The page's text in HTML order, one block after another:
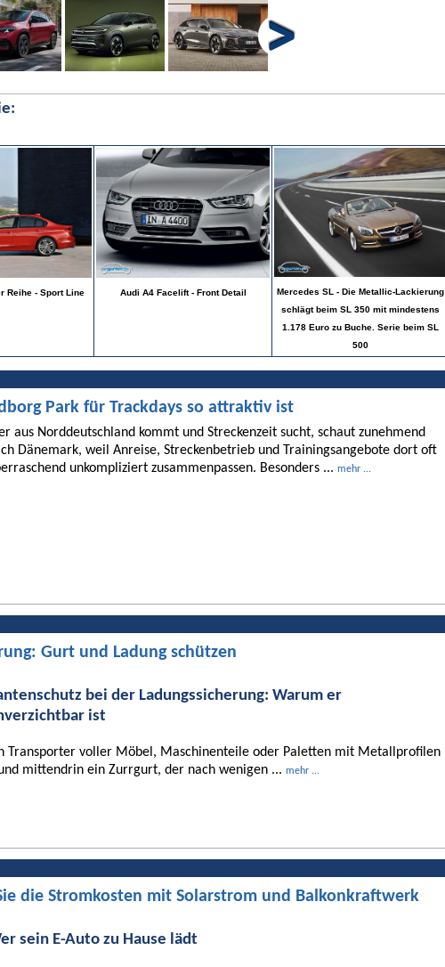
Reihe - Sport Line Audi A4 Facelift - Front Detail
Mercedes SL - Die Metallic-Lackierung
schlägt beim SL 350 mit mindestens
1.178 Euro zu Buche. Serie beim SL
500
Park für Trackdays so attraktiv ist
aus Norddeutschland kommt und Streckenzeit sucht, schaut zunehmend
Dänemark, weil Anreise, Streckenbetrieb und Trainingsangebote dort oft
unkompliziert zusammenpassen. Besonders ... mehr ...
Gurt und Ladung schützen
bei der Ladungssicherung: Warum er
ist
Transporter voller Möbel, Maschinenteile oder Paletten mit Metallprofilen
mittendrin ein Zurrgurt, der nach wenigen ... mehr ...
die Stromkosten mit Solarstrom und Balkonkraftwerk
sein E-Auto zu Hause lädt